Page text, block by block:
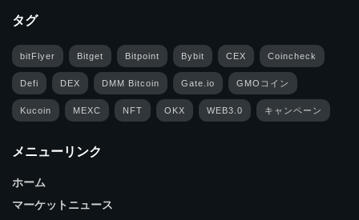
タグ
bitFlyer Bitget Bitpoint Bybit CEX Coincheck
Defi DEX DMM Bitcoin Gate.io GMOコイン
Kucoin MEXC NFT OKX WEB3.0 キャンペーン
メニューリンク
ホーム
マーケットニュース